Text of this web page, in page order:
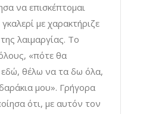
να επισκέπτομαι
με χαρακτήριζε
λαιμαργίας. Το
«πότε θα
θέλω να τα δω όλα,
μου». Γρήγορα
ότι, με αυτόν τον